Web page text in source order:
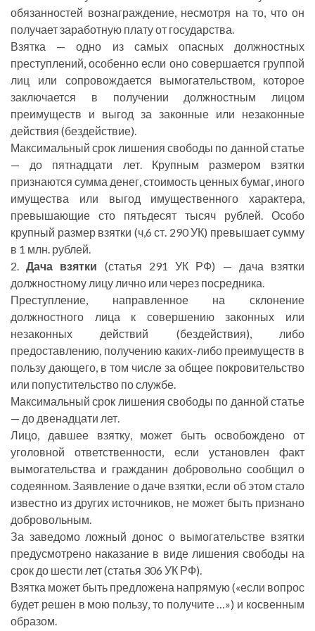
обязанностей вознаграждение, несмотря на то, что он
получает заработную плату от государства.
Взятка — одно из самых опасных должностных
преступлений, особенно если оно совершается группой
лиц или сопровождается вымогательством, которое
заключается в получении должностным лицом
преимуществ и выгод за законные или незаконные
действия (бездействие).
Максимальный срок лишения свободы по данной статье
— до пятнадцати лет. Крупным размером взятки
признаются сумма денег, стоимость ценных бумаг, иного
имущества или выгод имущественного характера,
превышающие сто пятьдесят тысяч рублей. Особо
крупный размер взятки (ч,6 ст. 290 УК) превышает сумму
в 1 млн. рублей.
2.Дача взятки (статья 291 УК РФ) — дача взятки
должностному лицу лично или через посредника.
Преступление, направленное на склонение
должностного лица к совершению законных или
незаконных действий (бездействия), либо
предоставлению, получению каких-либо преимуществ в
пользу дающего, в том числе за общее покровительство
или попустительство по службе.
Максимальный срок лишения свободы по данной статье
— до двенадцати лет.
Лицо, давшее взятку, может быть освобождено от
уголовной ответственности, если установлен факт
вымогательства и гражданин добровольно сообщил о
содеянном. Заявление о даче взятки, если об этом стало
известно из других источников, не может быть признано
добровольным.
За заведомо ложный донос о вымогательстве взятки
предусмотрено наказание в виде лишения свободы на
срок до шести лет (статья 306 УК РФ).
Взятка может быть предложена напрямую («если вопрос
будет решен в мою пользу, то получите …») и косвенным
образом.